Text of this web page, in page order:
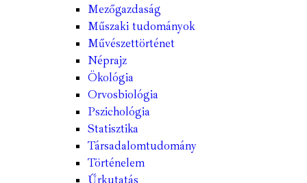
Mezőgazdaság
Műszaki tudományok
Művészettörténet
Néprajz
Ökológia
Orvosbiológia
Pszichológia
Statisztika
Társadalomtudomány
Történelem
Űrkutatás